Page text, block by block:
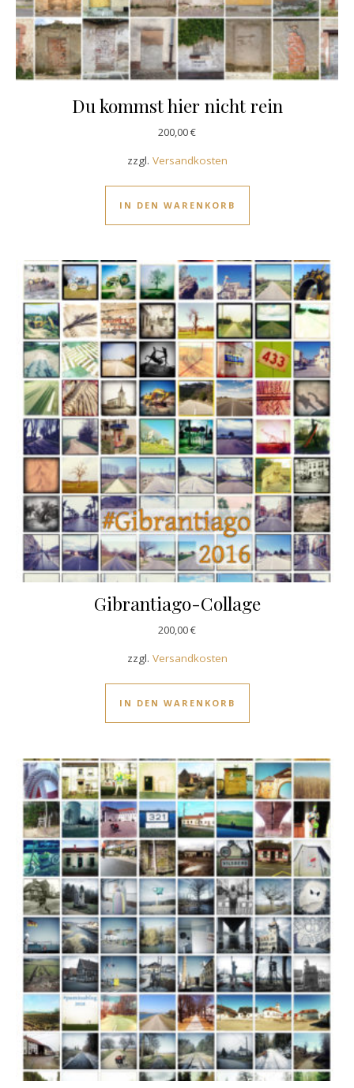
Du kommst hier nicht rein
200,00€
zzgl. Versandkosten
IN DEN WARENKORB
Gibrantiago-Collage
200,00€
zzgl. Versandkosten
IN DEN WARENKORB